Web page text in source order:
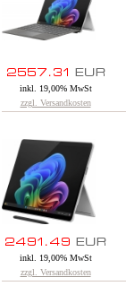
inkl. 19,00% MwSt
zzgl. Versandkosten
inkl. 19,00% MwSt
zzgl. Versandkosten